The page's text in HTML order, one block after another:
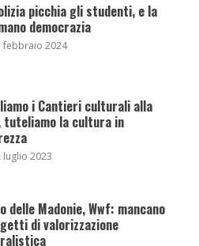
picchia gli studenti, e la
democrazia
febbraio 2024
i Cantieri culturali alla
tuteliamo la cultura in
luglio 2023
delle Madonie, Wwf: mancano
di valorizzazione